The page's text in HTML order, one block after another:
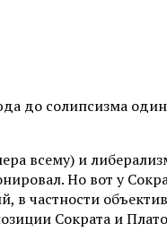
до солипсизма
всему) и
Но вот у
в частности
Сократа и